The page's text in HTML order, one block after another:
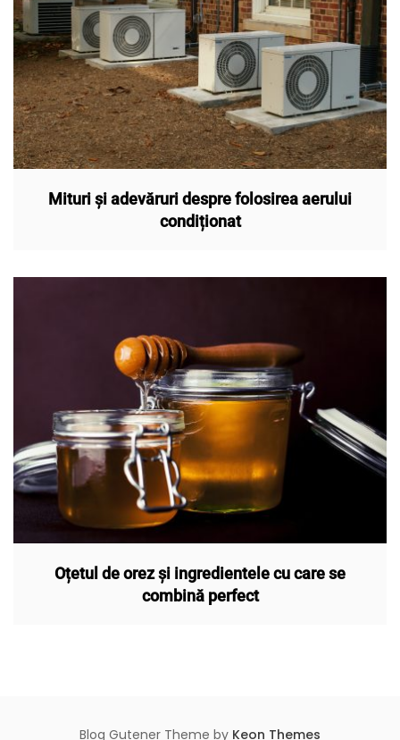
Mituri și adevăruri despre folosirea aerului
condiționat
Oțetul de orez și ingredientele cu care se
combină perfect
Blog Gutener Theme by Keon Themes